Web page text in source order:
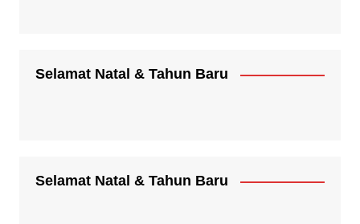
Selamat Natal & Tahun Baru
Selamat Natal & Tahun Baru